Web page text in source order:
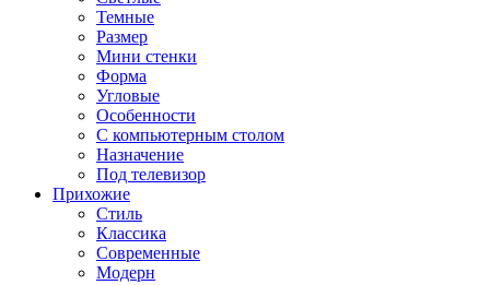
Темные
Размер
Мини стенки
Форма
Угловые
Особенности
С компьютерным столом
Назначение
Под телевизор
Прихожие
Стиль
Классика
Современные
Модерн